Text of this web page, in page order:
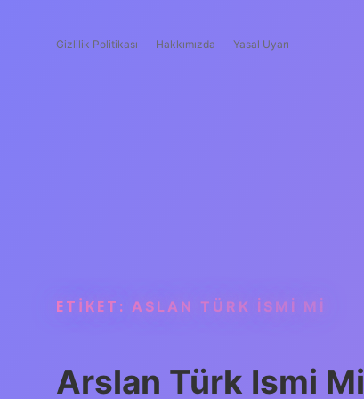
Gizlilik Politikası Hakkımızda Yasal Uyarı
ETIKET: ASLAN TÜRK ISMI MI
Arslan Türk Ismi Mi